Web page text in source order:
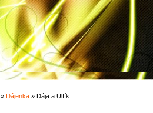
» Dájenka » Dája a Ulfík